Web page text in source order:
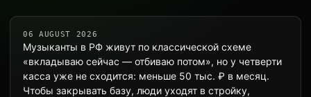
06 AUGUST 2026
Музыканты в РФ живут по классической схеме
«вкладываю сейчас — отбиваю потом», но у четверти
касса уже не сходится: меньше 50 тыс. ₽ в месяц.
Чтобы закрывать базу, люди уходят в стройку,